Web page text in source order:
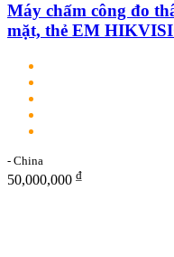
Máy chấm công đo
mặt, thẻ EM
- China
50,000,000 ₫